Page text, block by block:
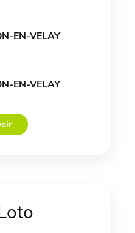
EN-VELAY
EN-VELAY